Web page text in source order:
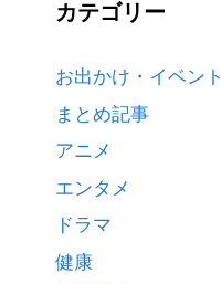
カテゴリー
お出かけ・イベント
まとめ記事
アニメ
エンタメ
ドラマ
健康